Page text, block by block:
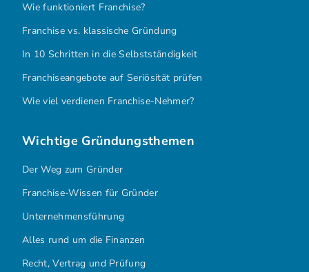
Wie funktioniert Franchise?
Franchise vs. klassische Gründung
In 10 Schritten in die Selbstständigkeit
Franchiseangebote auf Seriösität prüfen
Wie viel verdienen Franchise-Nehmer?
Wichtige Gründungsthemen
Der Weg zum Gründer
Franchise-Wissen für Gründer
Unternehmensführung
Alles rund um die Finanzen
Recht, Vertrag und Prüfung